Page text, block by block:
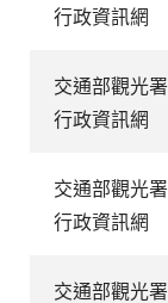
行政資訊網
交通部觀光署
行政資訊網
交通部觀光署
行政資訊網
交通部觀光署